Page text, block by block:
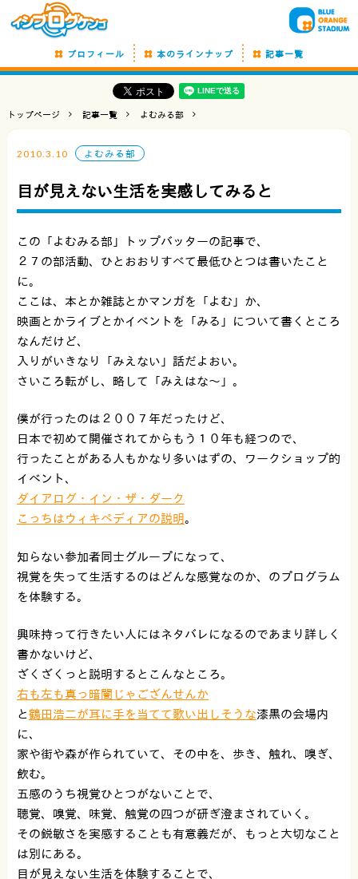
プロフィール 本のラインナップ 記事一覧
トップページ 記事一覧 よむみる部
2010.3.10 よむみる部
目が見えない生活を実感してみると
この「よむみる部」トップバッターの記事で、
２７の部活動、ひとおおりすべて最低ひとつは書いたこと
に。
ここは、本とか雑誌とかマンガを「よむ」か、
映画とかライブとかイベントを「みる」について書くところ
なんだけど、
入りがいきなり「みえない」話だよおい。
さいころ転がし、略して「みえはな〜」。
僕が行ったのは２００７年だったけど、
日本で初めて開催されてからもう１０年も経つので、
行ったことがある人もかなり多いはずの、ワークショップ的
イベント、
ダイアログ・イン・ザ・ダーク
こっちはウィキペディアの説明。
知らない参加者同士グループになって、
視覚を失って生活するのはどんな感覚なのか、のプログラム
を体験する。
興味持って行きたい人にはネタバレになるのであまり詳しく
書かないけど、
ざくざくっと説明するとこんなところ。
右も左も真っ暗闇じゃござんせんか
と鶴田浩二が耳に手を当てて歌い出しそうな漆黒の会場内
に、
家や街や森が作られていて、その中を、歩き、触れ、嗅ぎ、
飲む。
五感のうち視覚ひとつがないことで、
聴覚、嗅覚、味覚、触覚の四つが研ぎ澄まされていく。
その鋭敏さを実感することも有意義だが、もっと大切なこと
は別にある。
目が見えない生活を体験することで、